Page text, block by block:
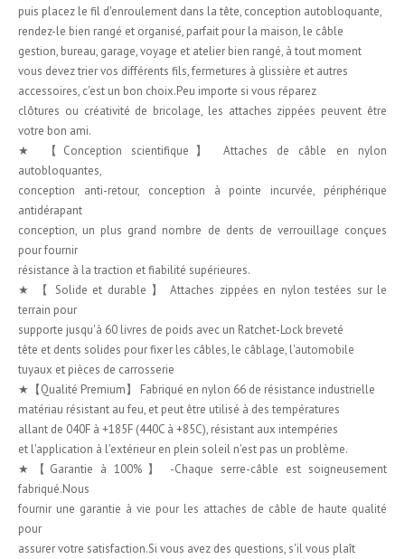
puis placez le fil d'enroulement dans la tête, conception autobloquante,
rendez-le bien rangé et organisé, parfait pour la maison, le câble
gestion, bureau, garage, voyage et atelier bien rangé, à tout moment
vous devez trier vos différents fils, fermetures à glissière et autres
accessoires, c'est un bon choix.Peu importe si vous réparez
clôtures ou créativité de bricolage, les attaches zippées peuvent être
votre bon ami.
★ 【Conception scientifique】 Attaches de câble en nylon
autobloquantes,
conception anti-retour, conception à pointe incurvée, périphérique
antidérapant
conception, un plus grand nombre de dents de verrouillage conçues
pour fournir
résistance à la traction et fiabilité supérieures.
★ 【 Solide et durable 】 Attaches zippées en nylon testées sur le
terrain pour
supporte jusqu'à 60 livres de poids avec un Ratchet-Lock breveté
tête et dents solides pour fixer les câbles, le câblage, l'automobile
tuyaux et pièces de carrosserie
★【Qualité Premium】 Fabriqué en nylon 66 de résistance industrielle
matériau résistant au feu, et peut être utilisé à des températures
allant de 040F à +185F (440C à +85C), résistant aux intempéries
et l'application à l'extérieur en plein soleil n'est pas un problème.
★【Garantie à 100%】 -Chaque serre-câble est soigneusement
fabriqué.Nous
fournir une garantie à vie pour les attaches de câble de haute qualité
pour
assurer votre satisfaction.Si vous avez des questions, s'il vous plaît